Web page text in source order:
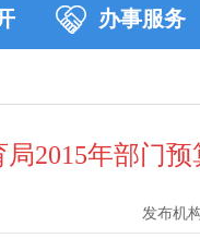
办事服务
2015年部门预
发布机